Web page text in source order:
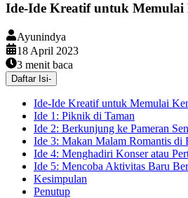
Ide-Ide Kreatif untuk Memulai
Ayunindya
18 April 2023
3 menit baca
Daftar Isi-
Ide-Ide Kreatif untuk Memulai
Ide 1: Piknik di Taman
Ide 2: Berkunjung ke Pameran
Ide 3: Makan Malam Romantis di
Ide 4: Menghadiri Konser atau
Ide 5: Mencoba Aktivitas Baru
Kesimpulan
Penutup